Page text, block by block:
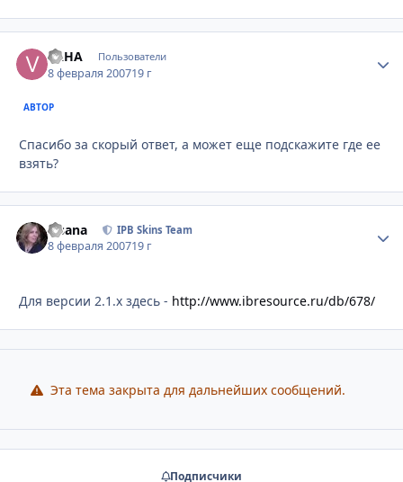
VAHA Пользователи
8 февраля 200719 г
АВТОР
Спасибо за скорый ответ, а может еще подскажите где ее
взять?
Fisana IPB Skins Team
8 февраля 200719 г
Для версии 2.1.x здесь - http://www.ibresource.ru/db/678/
Эта тема закрыта для дальнейших сообщений.
Подписчики